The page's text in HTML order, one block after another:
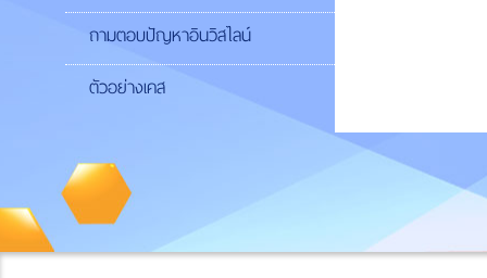
ถามตอบปัญหาอินวิสไลน์
ตัวอย่างเคส